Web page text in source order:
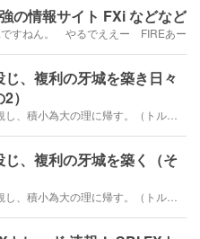
の情報サイト FXi などなど
ですねん。 やるでええー FIREあー
じ、複利の牙城を築き日々
）
じ、複利の牙城を築く（そ